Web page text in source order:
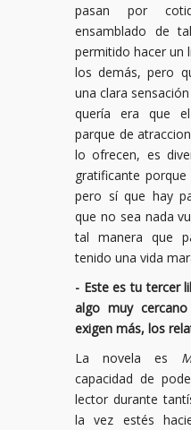
pasan por
ensamblado de
permitido hacer un
los demás, pero
una clara
quería era que
parque de
lo ofrecen, es
gratificante
pero sí que hay
que no sea nada
tal manera que
tenido una vida
- Este es tu tercer
algo muy
exigen más, los
La novela es
capacidad de
lector durante
la vez estés